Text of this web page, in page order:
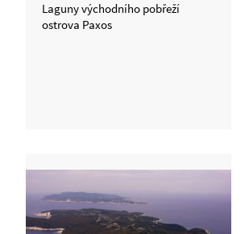
Laguny východního pobřeží
ostrova Paxos